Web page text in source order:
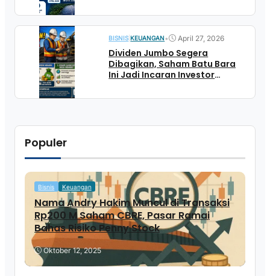
BISNIS KEUANGAN• April 27, 2026
Dividen Jumbo Segera
Dibagikan, Saham Batu Bara
Ini Jadi Incaran Investor
Populer
Bisnis Keuangan
Nama Andry Hakim Muncul di Transaksi
Rp200 M Saham CBRE, Pasar Ramai
Bahas Risiko Penny Stock
Oktober 12, 2025